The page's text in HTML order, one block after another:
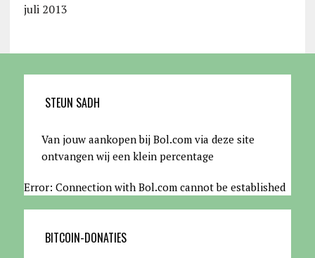
juli 2013
STEUN SADH
Van jouw aankopen bij Bol.com via deze site
ontvangen wij een klein percentage
Error: Connection with Bol.com cannot be established
BITCOIN-DONATIES